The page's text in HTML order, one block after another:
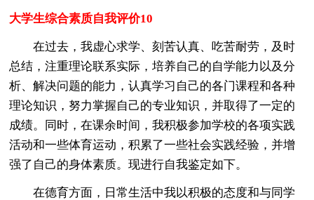
大学生综合素质自我评价10
在过去，我虚心求学、刻苦认真、吃苦耐劳，及时
总结，注重理论联系实际，培养自己的自学能力以及分
析、解决问题的能力，认真学习自己的各门课程和各种
理论知识，努力掌握自己的专业知识，并取得了一定的
成绩。同时，在课余时间，我积极参加学校的各项实践
活动和一些体育运动，积累了一些社会实践经验，并增
强了自己的身体素质。现进行自我鉴定如下。
在德育方面，日常生活中我以积极的态度和与同学